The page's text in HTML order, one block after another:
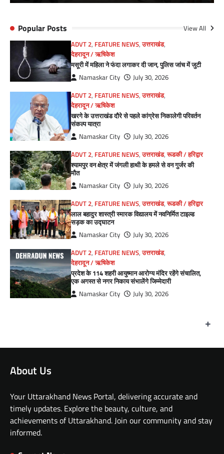
Popular Posts View All
ADVT 2, FEATURE NEWS,उत्तराखंड,
देहरादून / ऋषिकेश
मसूरी में महिला ने फंदा लगाकर दी जान, पुलिस जांच में जुटी
Namaskar City
July 30, 2026
ADVT 2, FEATURE NEWS,उत्तराखंड,
देहरादून / ऋषिकेश
खरगे के उत्तराखंड दौरे से पहले कांग्रेस निकालेगी परिवर्तन
संकल्प यात्रा
Namaskar City
July 30, 2026
ADVT 2, FEATURE NEWS,उत्तराखंड,रूडकी / हरिद्वार
श्यामपुर वन क्षेत्र में जंगली हाथी के हमले से वन गुर्जर की
मौत
Namaskar City
July 30, 2026
ADVT 2, FEATURE NEWS,उत्तराखंड,रूडकी / हरिद्वार
लाल बहादुर शास्त्री स्मारक विद्यालय में नवनिर्मित टाइल्ड
सड़क का उद्घाटन
Namaskar City
July 30, 2026
ADVT 2, FEATURE NEWS,उत्तराखंड,
देहरादून / ऋषिकेश
प्रदेश के 114 शहरी आयुष्मान आरोग्य मंदिर रहेंगे संचालित,
एक अगस्त से नगर निकाय संभालेंगे जिम्मेदारी
Namaskar City July 30, 2026
+
About Us
Your Uttarakhand News Portal, delivering accurate and
timely updates. Explore the beauty, culture, and
achievements of Uttarakhand. Join our community and stay
informed.